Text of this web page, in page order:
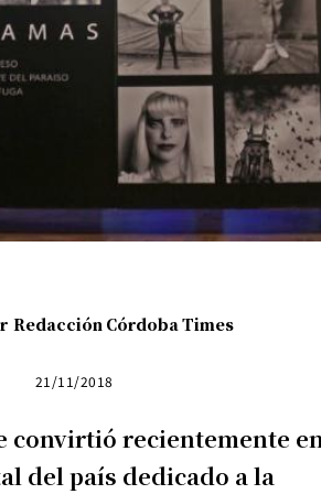
Redacción Córdoba Times
21/11/2018
convirtió recientemente
del país dedicado a la